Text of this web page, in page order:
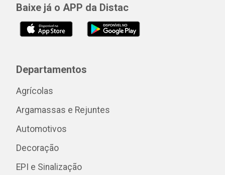
Baixe já o APP da Distac
Departamentos
Agrícolas
Argamassas e Rejuntes
Automotivos
Decoração
EPI e Sinalização